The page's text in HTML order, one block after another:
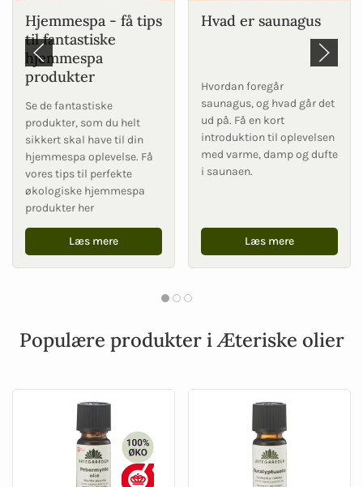
Hjemmespa - få tips
til fantastiske
hjemmespa
produkter
Se de fantastiske
produkter, som du helt
sikkert skal have til din
hjemmespa oplevelse. Få
vores tips til perfekte
økologiske hjemmespa
produkter her
Læs mere
Hvad er saunagus
Hvordan foregår
saunagus, og hvad går det
ud på. Få en kort
introduktion til oplevelsen
med varme, damp og dufte
i saunaen.
Læs mere
Populære produkter i Æteriske olier